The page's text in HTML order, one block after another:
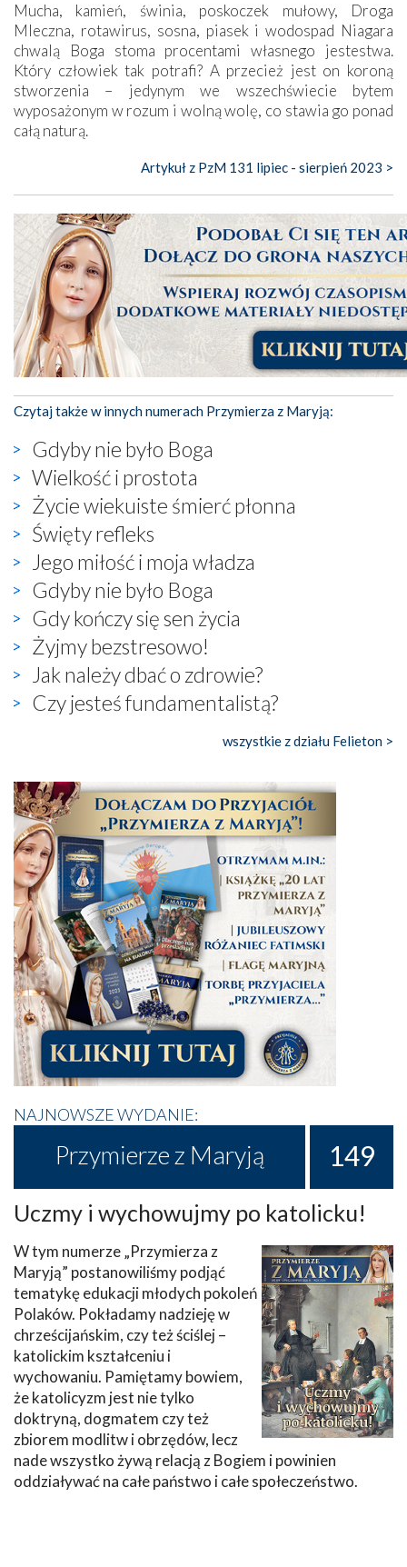
Mucha, kamień, świnia, poskoczek mułowy, Droga
Mleczna, rotawirus, sosna, piasek i wodospad Niagara
chwalą Boga stoma procentami własnego jestestwa.
Który człowiek tak potrafi? A przecież jest on koroną
stworzenia – jedynym we wszechświecie bytem
wyposażonym w rozum i wolną wolę, co stawia go ponad
całą naturą.
Artykuł z PzM 131 lipiec - sierpień 2023 >
Czytaj także w innych numerach Przymierza z Maryją:
Gdyby nie było Boga
Wielkość i prostota
Życie wiekuiste śmierć płonna
Święty refleks
Jego miłość i moja władza
Gdyby nie było Boga
Gdy kończy się sen życia
Żyjmy bezstresowo!
Jak należy dbać o zdrowie?
Czy jesteś fundamentalistą?
wszystkie z działu Felieton >
NAJNOWSZE WYDANIE:
Przymierze z Maryją 149
Uczmy i wychowujmy po katolicku!
W tym numerze „Przymierza z
Maryją” postanowiliśmy podjąć
tematykę edukacji młodych pokoleń
Polaków. Pokładamy nadzieję w
chrześcijańskim, czy też ściślej –
katolickim kształceniu i
wychowaniu. Pamiętamy bowiem,
że katolicyzm jest nie tylko
doktryną, dogmatem czy też
zbiorem modlitw i obrzędów, lecz
nade wszystko żywą relacją z Bogiem i powinien
oddziaływać na całe państwo i całe społeczeństwo.